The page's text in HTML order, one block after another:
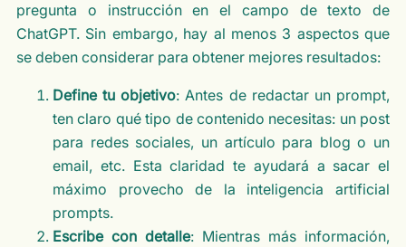
pregunta o instrucción en el campo de texto de
ChatGPT. Sin embargo, hay al menos 3 aspectos que
se deben considerar para obtener mejores resultados:
Define tu objetivo: Antes de redactar un prompt,
ten claro qué tipo de contenido necesitas: un post
para redes sociales, un artículo para blog o un
email, etc. Esta claridad te ayudará a sacar el
máximo provecho de la inteligencia artificial
prompts.
Escribe con detalle: Mientras más información,